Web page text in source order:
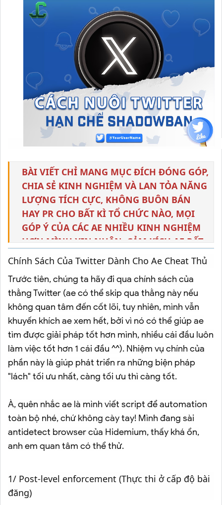
BÀI VIẾT CHỈ MANG MỤC ĐÍCH ĐÓNG GÓP,
CHIA SẺ KINH NGHIỆM VÀ LAN TỎA NĂNG
LƯỢNG TÍCH CỰC, KHÔNG BUÔN BÁN
HAY PR CHO BẤT KÌ TỔ CHỨC NÀO, MỌI
GÓP Ý CỦA CÁC AE NHIỀU KINH NGHIỆM
HƠN MÌNH XIN NHẬN, CẢM KÍCH AE RẤT
NHIỀU!
Chính Sách Của Twitter Dành Cho Ae Cheat Thủ
Trước tiên, chúng ta hãy đi qua chính sách của
thằng Twitter (ae có thể skip qua thằng này nếu
không quan tâm đến cốt lõi, tuy nhiên, mình vẫn
khuyến khích ae xem hết, bởi vì nó có thể giúp ae
tìm được giải pháp tốt hơn mình, nhiều cái đầu luôn
làm việc tốt hơn 1 cái đầu ^^). Nhiệm vụ chính của
phần này là giúp phát triển ra những biện pháp
"lách" tối ưu nhất, càng tối ưu thì càng tốt.
À, quên nhắc ae là mình viết script để automation
toàn bộ nhé, chứ không cày tay! Mình đang sài
antidetect browser của Hidemium, thấy khá ổn,
anh em quan tâm có thể thử.
1/ Post-level enforcement (Thực thi ở cấp độ bài
đăng)